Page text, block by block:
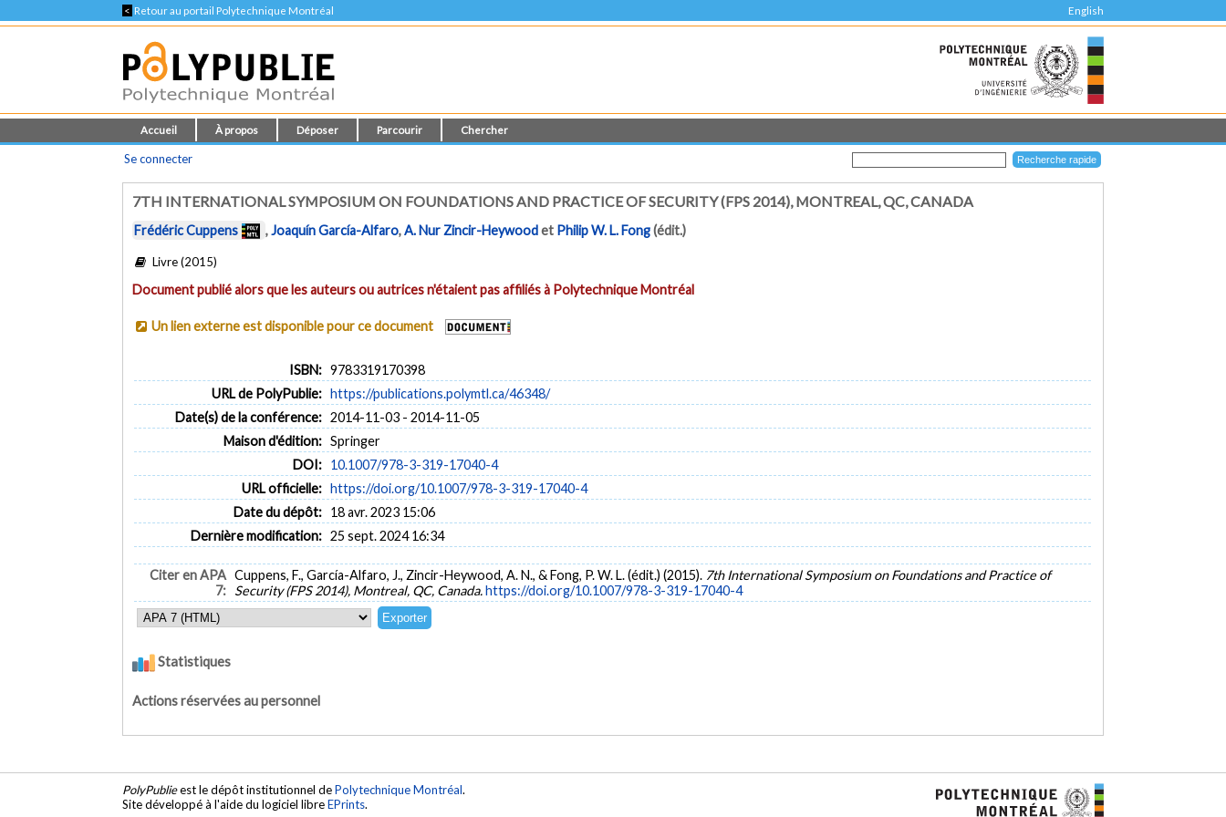
< Retour au portail Polytechnique Montréal English
Accueil À propos Déposer Parcourir Chercher
Se connecter
7TH INTERNATIONAL SYMPOSIUM ON FOUNDATIONS AND PRACTICE OF SECURITY (FPS 2014), MONTREAL, QC, CANADA
Frédéric Cuppens ,Joaquín García-Alfaro,A. Nur Zincir-Heywoodet Philip W. L. Fong(édit.)
Livre (2015)
Document publié alors que les auteurs ou autrices n'étaient pas affiliés à Polytechnique Montréal
Un lien externe est disponible pour ce document
ISBN: 9783319170398
URL de PolyPublie: https://publications.polymtl.ca/46348/
Date(s) de la conférence: 2014-11-03 - 2014-11-05
Maison d'édition: Springer
DOI: 10.1007/978-3-319-17040-4
URL officielle: https://doi.org/10.1007/978-3-319-17040-4
Date du dépôt: 18 avr. 2023 15:06
Dernière modification: 25 sept. 2024 16:34
Citer en APA
7:
Cuppens, F., García-Alfaro, J., Zincir-Heywood, A. N., & Fong, P. W. L. (édit.) (2015). 7th International Symposium on Foundations and Practice of
Security (FPS 2014), Montreal, QC, Canada.https://doi.org/10.1007/978-3-319-17040-4
Statistiques
Actions réservées au personnel
PolyPublieest le dépôt institutionnel dePolytechnique Montréal.
Site développé à l'aide du logiciel libreEPrints.